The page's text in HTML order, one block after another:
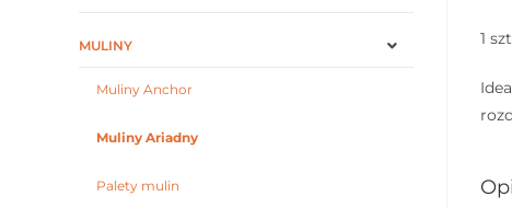
1
MULINY
Muliny Anchor
Muliny Ariadny
Palety mulin